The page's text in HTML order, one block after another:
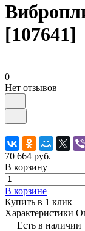
[107641]
0
Нет отзывов
70 664 руб.
В корзину
В корзине
Купить в 1 клик
Характеристики
Есть в наличии